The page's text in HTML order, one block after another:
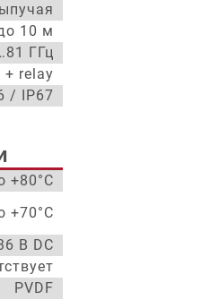
10 м
ГГц
+ relay
/ IP67
+80°С
+70°С
В DC
PVDF